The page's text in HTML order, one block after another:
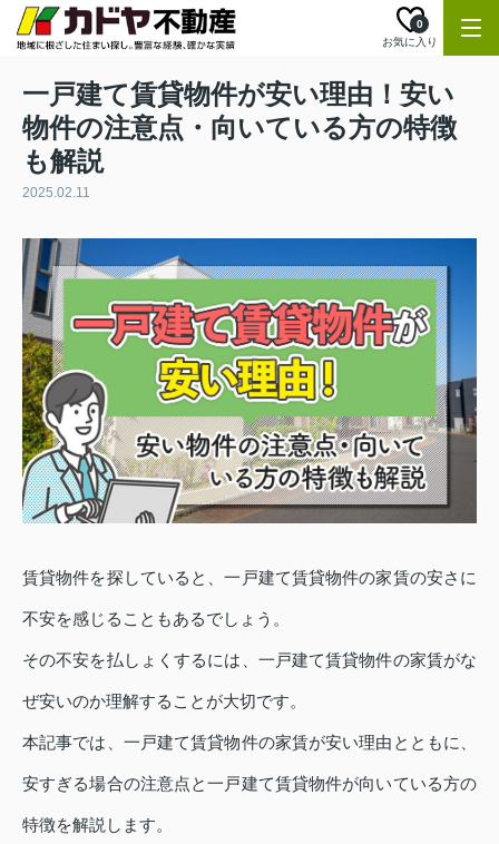
お気に入り
0
一戸建て賃貸物件が安い理由！安い
物件の注意点・向いている方の特徴
も解説
2025.02.11
賃貸物件を探していると、一戸建て賃貸物件の家賃の安さに
不安を感じることもあるでしょう。
その不安を払しょくするには、一戸建て賃貸物件の家賃がな
ぜ安いのか理解することが大切です。
本記事では、一戸建て賃貸物件の家賃が安い理由とともに、
安すぎる場合の注意点と一戸建て賃貸物件が向いている方の
特徴を解説します。